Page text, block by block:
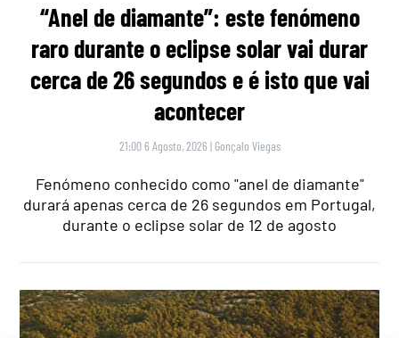
“Anel de diamante”: este fenómeno
raro durante o eclipse solar vai durar
cerca de 26 segundos e é isto que vai
acontecer
21:00 6 Agosto, 2026 | Gonçalo Viegas
Fenómeno conhecido como "anel de diamante"
durará apenas cerca de 26 segundos em Portugal,
durante o eclipse solar de 12 de agosto